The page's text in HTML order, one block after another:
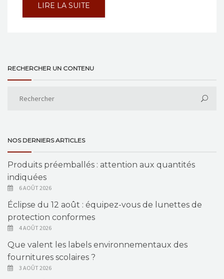
LIRE LA SUITE
RECHERCHER UN CONTENU
NOS DERNIERS ARTICLES
Produits préemballés : attention aux quantités
indiquées
6 AOÛT 2026
Éclipse du 12 août : équipez-vous de lunettes de
protection conformes
4 AOÛT 2026
Que valent les labels environnementaux des
fournitures scolaires ?
3 AOÛT 2026